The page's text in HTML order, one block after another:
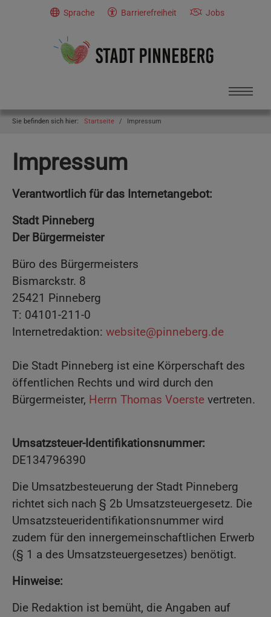
Skip to main navigation
Skip to main content
Skip to page footer
Sprache Barrierefreiheit Jobs
You are here:
Sie befinden sich hier: Startseite Impressum
Impressum
Verantwortlich für das Internetangebot:
Stadt Pinneberg
Der Bürgermeister
Büro des Bürgermeisters
Bismarckstr. 8
25421 Pinneberg
T: 04101-211-0
Internetredaktion: website@pinneberg.de
Die Stadt Pinneberg ist eine Körperschaft des
öffentlichen Rechts und wird durch den
Bürgermeister, Herrn Thomas Voerste vertreten.
Umsatzsteuer-Identifikationsnummer:
DE134796390
Die Umsatzbesteuerung der Stadt Pinneberg
richtet sich nach § 2b Umsatzsteuergesetz. Die
Umsatzsteueridentifikationsnummer wird
zudem für den innergemeinschaftlichen Erwerb
(§ 1 a des Umsatzsteuergesetzes) benötigt.
Hinweise:
Die Redaktion ist bemüht, die Angaben auf